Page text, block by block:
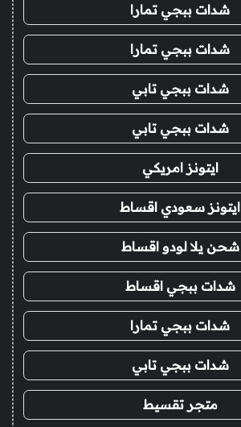
شدات ببجي تمارا
شدات ببجي تمارا
شدات ببجي تابي
شدات ببجي تابي
ايتونز امريكي
ايتونز سعودي اقساط
شحن يلا لودو اقساط
شدات ببجي اقساط
شدات ببجي تمارا
شدات ببجي تابي
متجر تقسيط